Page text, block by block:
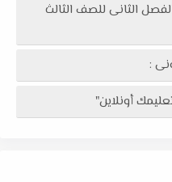
الثانى للصف الثالث
:
أونلاين"